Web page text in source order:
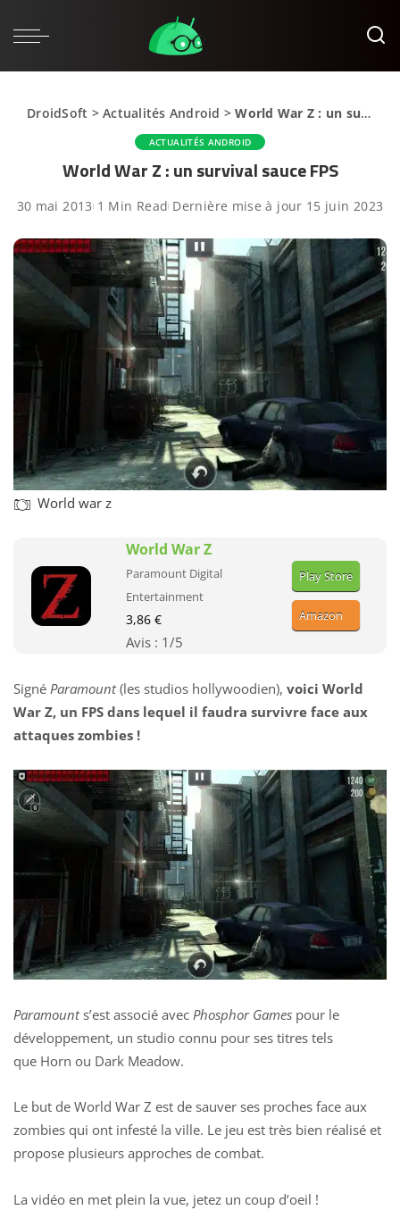
DroidSoft >Actualités Android >World War Z : un survival sauce FPS
ACTUALITÉS ANDROID
World War Z : un survival sauce FPS
30 mai 2013 1 Min Read Dernière mise à jour 15 juin 2023
World war z
World War Z
Paramount Digital
Entertainment
3,86 €
Avis : 1/5
Play Store
Amazon
Signé Paramount(les studios hollywoodien), voici World
War Z, un FPS dans lequel il faudra survivre face aux
attaques zombies !
Paramounts’est associé avec Phosphor Games pour le
développement, un studio connu pour ses titres tels
que Horn ou Dark Meadow.
Le but de World War Z est de sauver ses proches face aux
zombies qui ont infesté la ville. Le jeu est très bien réalisé et
propose plusieurs approches de combat.
La vidéo en met plein la vue, jetez un coup d’oeil !